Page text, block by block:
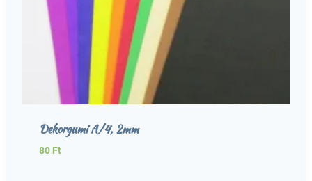
Dekorgumi A/4, 2mm
80 Ft